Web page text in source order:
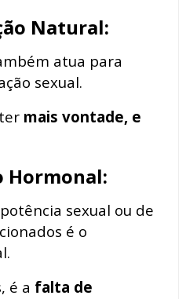
Natural:
atua para
sexual.
mais vontade, e
Hormonal:
sexual ou de
é o
é a falta de